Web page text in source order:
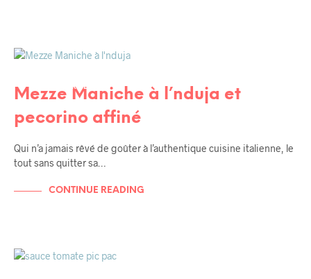
UNCATEGORIZED
Mezze Maniche à l’nduja et
pecorino affiné
Qui n’a jamais rêvé de goûter à l’authentique cuisine italienne, le
tout sans quitter sa…
CONTINUE READING